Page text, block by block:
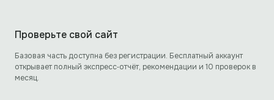
Проверьте свой сайт
Базовая часть доступна без регистрации. Бесплатный аккаунт
открывает полный экспресс‑отчёт, рекомендации и 10 проверок в
месяц.